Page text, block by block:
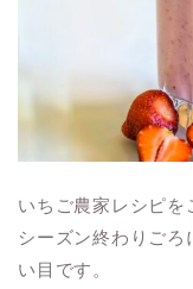
いちご農家レシピを
シーズン終わりご
い目です。